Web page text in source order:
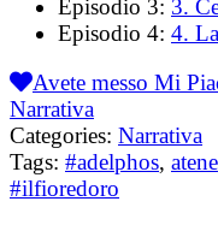
Episodio 3: 3.
Episodio 4: 4.
Avete messo Mi
Narrativa
Categories: Narrativa
Tags: #adelphos, atene
#ilfioredoro